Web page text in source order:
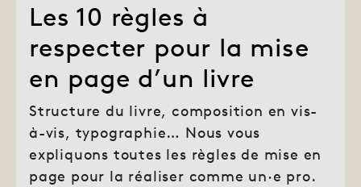
Les 10 règles à
respecter pour la mise
en page d’un livre
Structure du livre, composition en vis-
à-vis, typographie… Nous vous
expliquons toutes les règles de mise en
page pour la réaliser comme un·e pro.